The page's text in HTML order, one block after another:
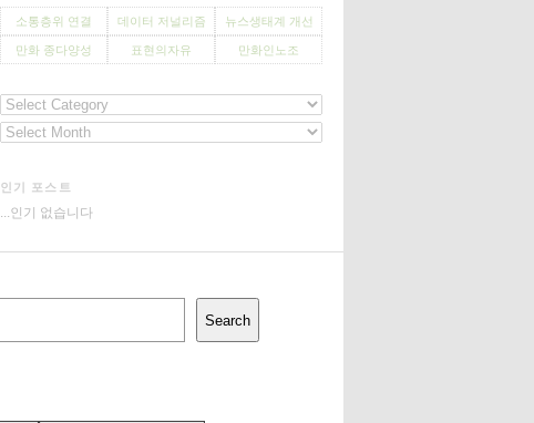
소통층위 연결 데이터 저널리즘 뉴스생태계 개선
만화 종다양성 표현의자유 만화인노조
인기 포스트
...인기 없습니다
Search